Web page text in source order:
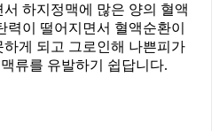
하지정맥에 많은 양의 혈액
력이 떨어지면서 혈액순환이
게 되고 그로인해 나쁜피가
류를 유발하기 쉽답니다.